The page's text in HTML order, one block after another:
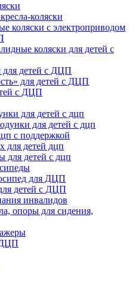
коляски
коляски с электроприводом
коляски для детей с
для детей с ДЦП
для детей с ДЦП
с ДЦП
для детей с дцп
для детей с дцп
с поддержкой
для детей дцп
для детей с дцп
для ДЦП
детей с ДЦП
инвалидов
опоры для сидения,
ДЦП